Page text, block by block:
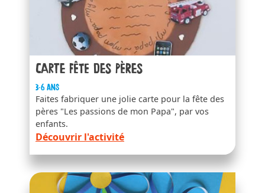
Carte fête des pères
3-6 ans
Faites fabriquer une jolie carte pour la fête des
pères "Les passions de mon Papa", par vos
enfants.
Découvrir l'activité